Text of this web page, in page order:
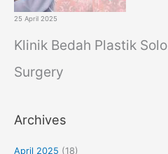
25 April 2025
Klinik Bedah Plastik
Surgery
Archives
April 2025 (18)